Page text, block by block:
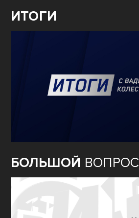
ИТОГИ
БОЛЬШОЙ ВОПРОС